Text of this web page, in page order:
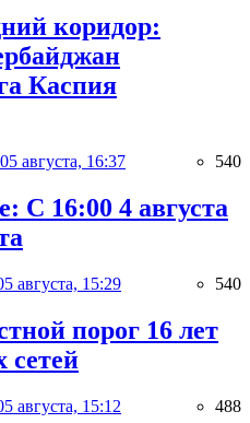
коридор:
Каспия
05 августа, 16:37 540
С 16:00 4 августа
августа, 15:29 540
порог 16 лет
сетей
августа, 15:12 488